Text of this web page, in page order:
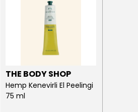
THE BODY SHOP
Hemp Kenevirli El Peelingi
75 ml